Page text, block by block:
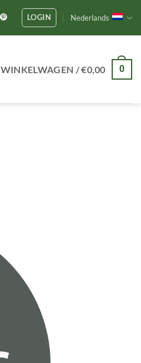
LOGIN Nederlands
WINKELWAGEN /€0,00 0